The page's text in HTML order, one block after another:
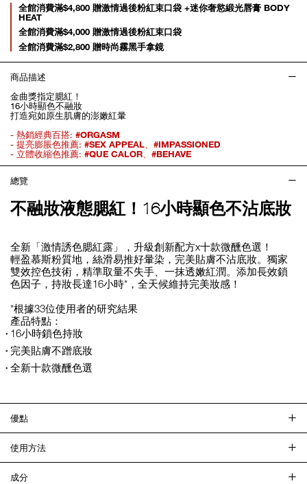
Promotions
全館消費滿$4,800 贈激情過後粉紅束口袋 +迷你奢慾緞光唇膏 BODY
HEAT
全館消費滿$4,000 贈激情過後粉紅束口袋
全館消費滿$2,800 贈時尚霧黑手拿鏡
商品描述
金曲獎指定腮紅！
16小時顯色不融妝
打造宛如原生肌膚的澎嫩紅暈
- 熱銷經典百搭: #ORGASM
- 提亮膨脹色推薦: #SEX APPEAL、 #IMPASSIONED
- 立體收縮色推薦: #QUE CALOR、 #BEHAVE
總覽
不融妝液態腮紅！16小時顯色不沾底妝
全新「激情誘色腮紅露」，升級創新配方x十款微醺色選！
輕盈慕斯粉質地，絲滑易推好暈染，完美貼膚不沾底妝。獨家
雙效控色技術，精準取量不失手、一抹透嫩紅潤。添加長效鎖
色因子，持妝長達16小時*，全天候維持完美妝感！
*根據33位使用者的研究結果
產品特點：
16小時鎖色持妝
完美貼膚不蹭底妝
全新十款微醺色選
優點
使用方法
成分